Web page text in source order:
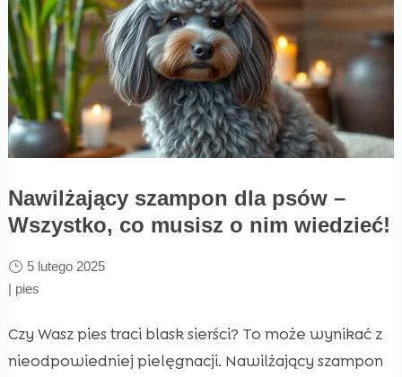
Nawilżający szampon dla psów –
Wszystko, co musisz o nim wiedzieć!
5 lutego 2025
| pies
Czy Wasz pies traci blask sierści? To może wynikać z
nieodpowiedniej pielęgnacji. Nawilżający szampon